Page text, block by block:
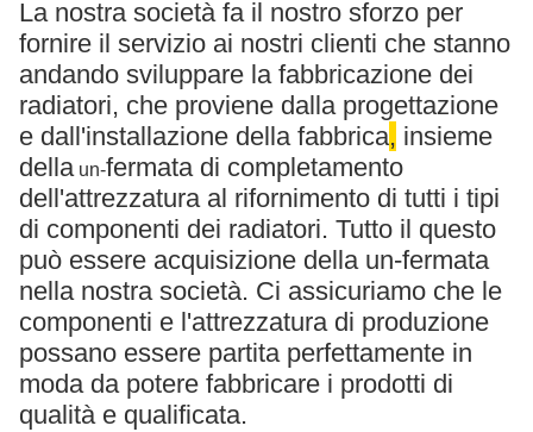
La nostra società fa il nostro sforzo per
fornire il servizio ai nostri clienti che stanno
andando sviluppare la fabbricazione dei
radiatori, che proviene dalla progettazione
e dall'installazione della fabbrica, insieme
della un-fermata di completamento
dell'attrezzatura al rifornimento di tutti i tipi
di componenti dei radiatori. Tutto il questo
può essere acquisizione della un-fermata
nella nostra società. Ci assicuriamo che le
componenti e l'attrezzatura di produzione
possano essere partita perfettamente in
moda da potere fabbricare i prodotti di
qualità e qualificata.